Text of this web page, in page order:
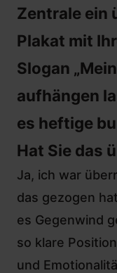
Zentrale ein
Plakat mit
Slogan
aufhängen
es heftige
Hat Sie das
Ja, ich war
das gezogen
es Gegenwind
so klare
und